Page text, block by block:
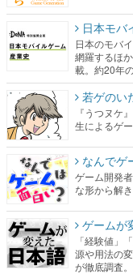
日本モバ
日本のモバ
網羅するほ
載。約20年
若ゲのい
『うつヌケ
生によるゲ
なんでゲ
ゲーム開発
な形から解
ゲームが
「経験値」
源や用法の
が徹底調査。